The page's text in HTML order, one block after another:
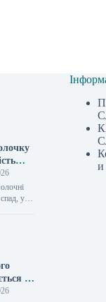
—
у
до
и